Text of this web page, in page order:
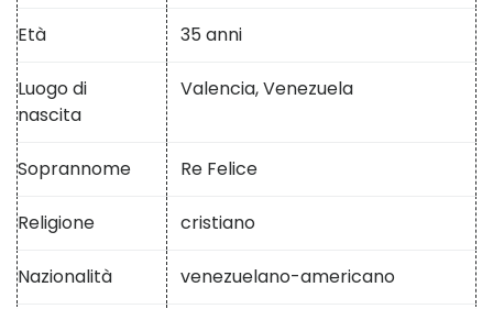
Età 35 anni
Luogo di
nascita
Valencia, Venezuela
Soprannome Re Felice
Religione cristiano
Nazionalità venezuelano-americano